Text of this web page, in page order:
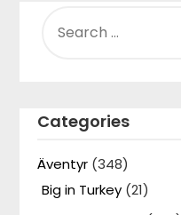
FOR:
Categories
Äventyr (348)
Big in Turkey (21)